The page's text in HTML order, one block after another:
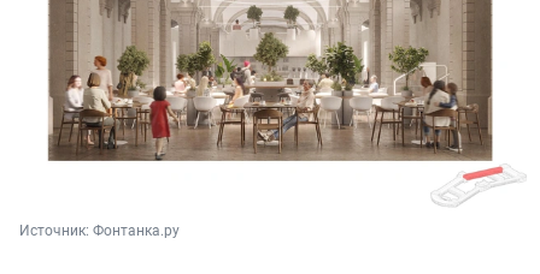
Источник: Фонтанка.ру